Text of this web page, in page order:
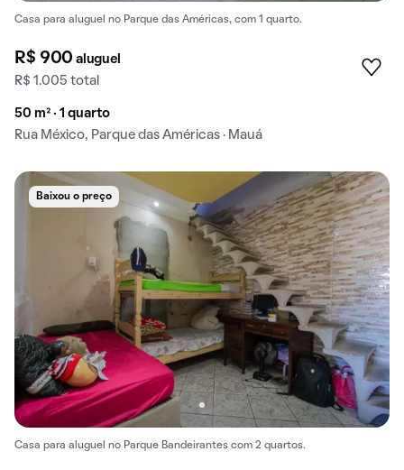
Casa para aluguel no Parque das Américas, com 1 quarto.
R$ 900aluguel
R$ 1.005 total
50 m² · 1 quarto
Rua México, Parque das Américas · Mauá
Baixou o preço
Casa para aluguel no Parque Bandeirantes com 2 quartos.